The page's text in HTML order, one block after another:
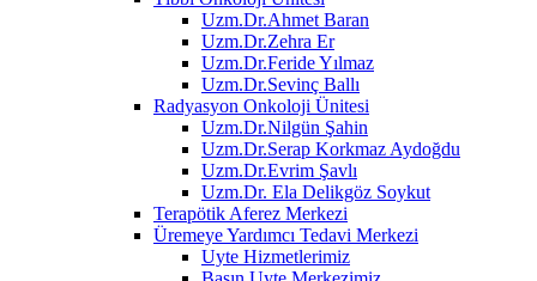
Uzm.Dr.Ahmet Baran
Uzm.Dr.Zehra Er
Uzm.Dr.Feride Yılmaz
Uzm.Dr.Sevinç Ballı
Radyasyon Onkoloji Ünitesi
Uzm.Dr.Nilgün Şahin
Uzm.Dr.Serap Korkmaz Aydoğdu
Uzm.Dr.Evrim Şavlı
Uzm.Dr. Ela Delikgöz Soykut
Terapötik Aferez Merkezi
Üremeye Yardımcı Tedavi Merkezi
Uyte Hizmetlerimiz